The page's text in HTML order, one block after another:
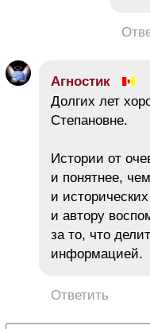
Агностик
Долгих лет
Степановне.
Истории от
и понятнее,
и
и автору
за то, что
информацией.
Ответить